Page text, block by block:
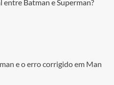
Batman e Superman?
e o erro corrigido em Man